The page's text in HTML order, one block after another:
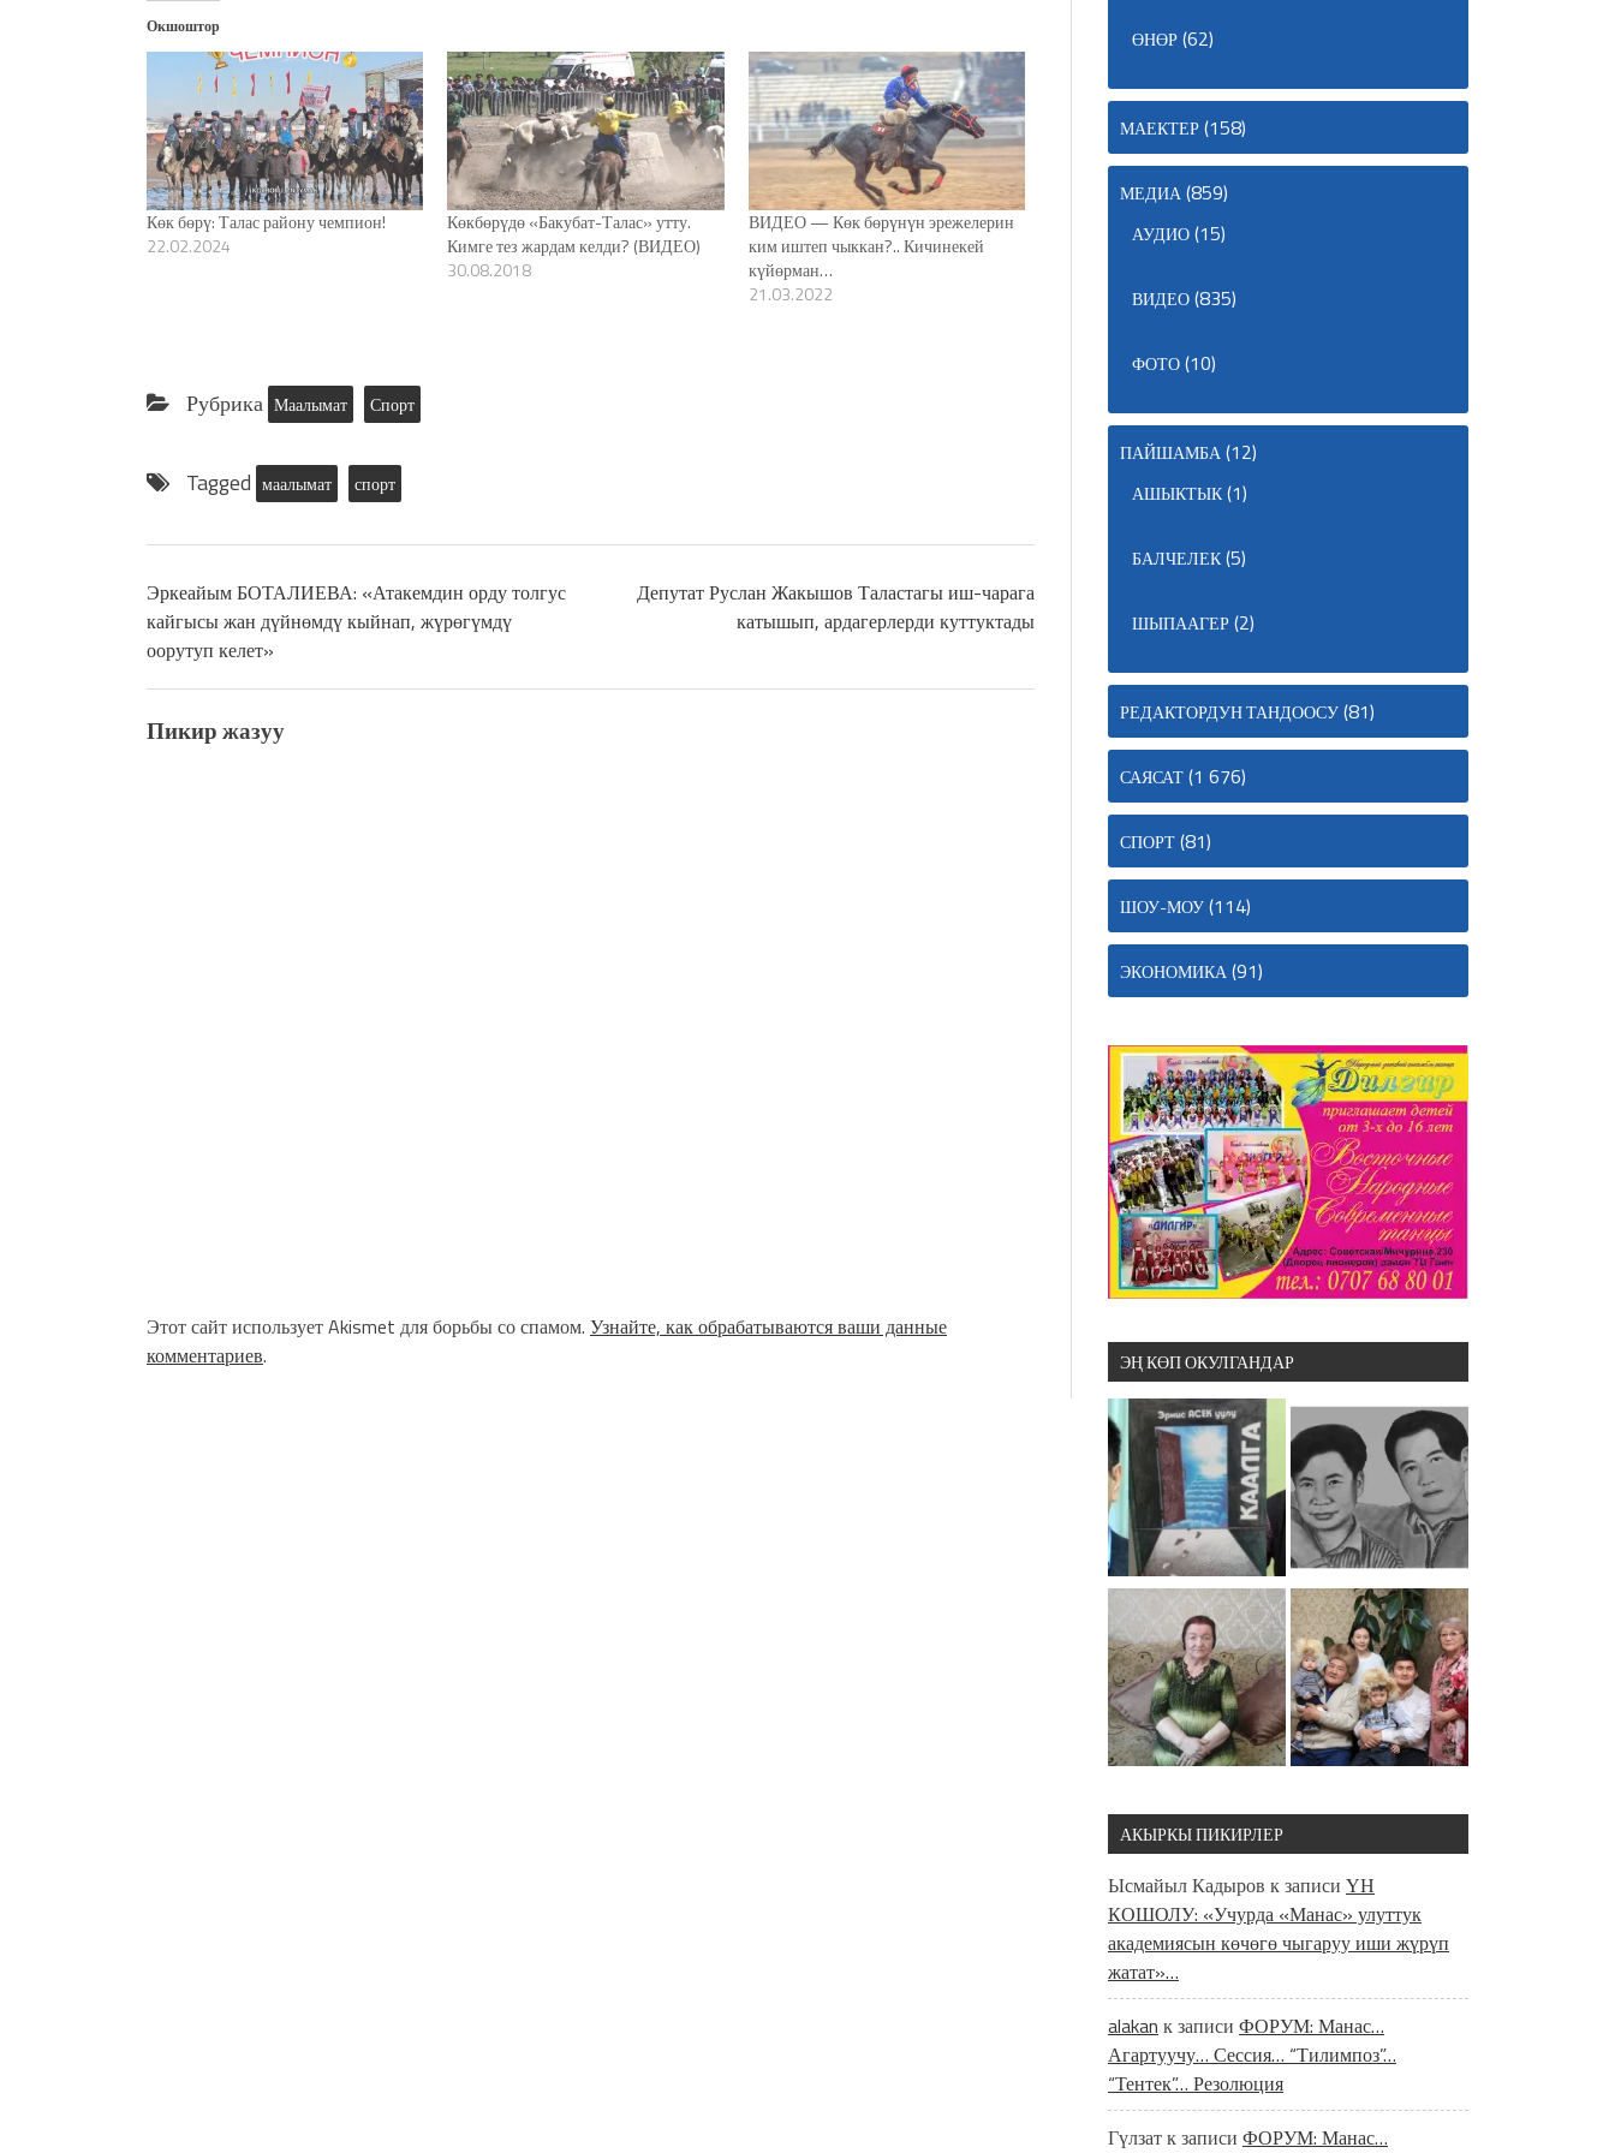
Окшоштор
Көк бөрү: Талас району чемпион!
22.02.2024
Көкбөрүдө «Бакубат-Талас» утту.
Кимге тез жардам келди? (ВИДЕО)
30.08.2018
ВИДЕО — Көк бөрүнүн эрежелерин
ким иштеп чыккан?.. Кичинекей
күйөрман…
21.03.2022
Рубрика Маалымат Спорт
Tagged маалымат спорт
Эркеайым БОТАЛИЕВА: «Атакемдин орду толгус
кайгысы жан дүйнөмдү кыйнап, жүрөгүмдү
оорутуп келет»
Депутат Руслан Жакышов Таластагы иш-чарага
катышып, ардагерлерди куттуктады
Пикир жазуу
Этот сайт использует Akismet для борьбы со спамом. Узнайте, как обрабатываются ваши данные
комментариев.
ӨНӨР(62)
МАЕКТЕР(158)
МЕДИА(859)
АУДИО(15)
ВИДЕО(835)
ФОТО(10)
ПАЙШАМБА(12)
АШЫКТЫК(1)
БАЛЧЕЛЕК(5)
ШЫПААГЕР(2)
РЕДАКТОРДУН ТАНДООСУ(81)
САЯСАТ(1 676)
СПОРТ(81)
ШОУ-МОУ(114)
ЭКОНОМИКА(91)
ЭҢ КӨП ОКУЛГАНДАР
АКЫРКЫ ПИКИРЛЕР
Ысмайыл Кадыров к записи ҮН
КОШОЛУ: «Учурда «Манас» улуттук
академиясын көчөгө чыгаруу иши жүрүп
жатат»…
alakan к записи ФОРУМ: Манас…
Агартуучу… Сессия… “Тилимпоз”…
“Тентек”… Резолюция
Гүлзатк записи ФОРУМ: Манас…